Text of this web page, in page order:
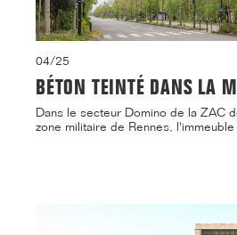
04/25
BÉTON TEINTÉ DANS LA
Dans le secteur Domino de la ZAC
zone militaire de Rennes,